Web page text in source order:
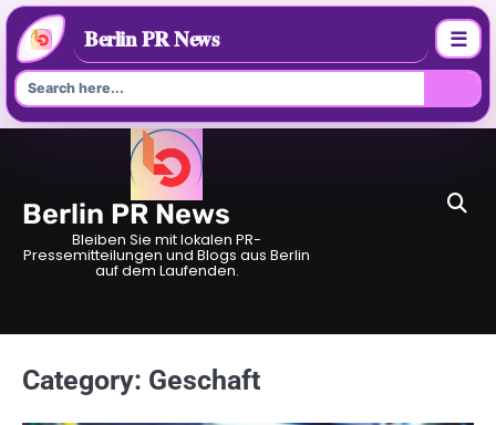
Berlin PR News ☰
Berlin PR News
Bleiben Sie mit lokalen PR-
Pressemitteilungen und Blogs aus Berlin
auf dem Laufenden.
Category: Geschaft